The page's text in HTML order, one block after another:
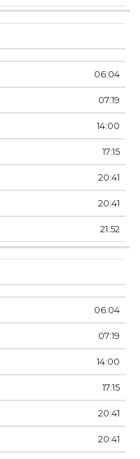
06:04
07:19
14:00
17:15
20:41
20:41
21:52
06:04
07:19
14:00
17:15
20:41
20:41